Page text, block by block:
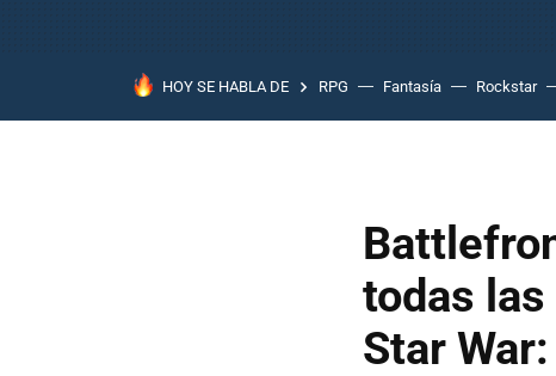
HOY SE HABLA DE RPG Fantasía Rockstar
todas
Star